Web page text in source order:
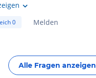
0 Melden
Alle Fragen anzeigen